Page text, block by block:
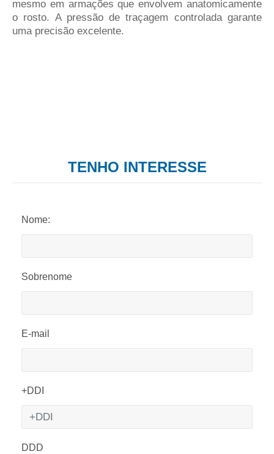
mesmo em armações que envolvem anatomicamente
o rosto. A pressão de traçagem controlada garante
uma precisão excelente.
TENHO INTERESSE
Nome:
Sobrenome
E-mail
+DDI
DDD